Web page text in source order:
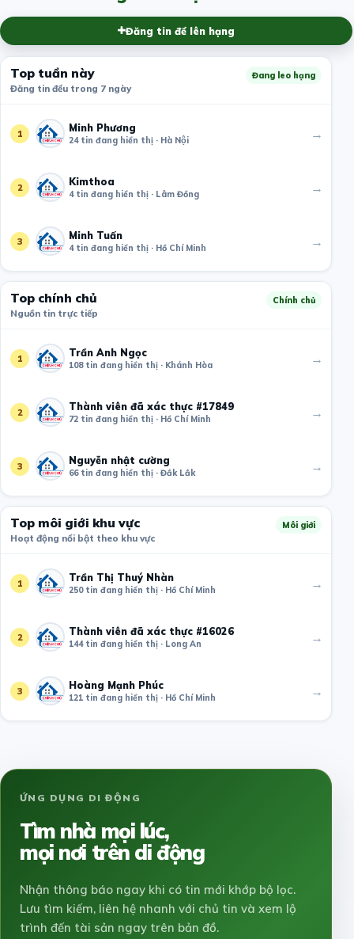
Đăng tin để lên hạng
Top tuần này
Đăng tin đều trong 7 ngày
Đang leo hạng
1 Minh Phương
24 tin đang hiển thị · Hà Nội →
2 Kimthoa
4 tin đang hiển thị · Lâm Đồng →
3 Minh Tuấn
4 tin đang hiển thị · Hồ Chí Minh →
Top chính chủ
Nguồn tin trực tiếp
Chính chủ
1 Trần Anh Ngọc
108 tin đang hiển thị · Khánh Hòa →
2 Thành viên đã xác thực #17849
72 tin đang hiển thị · Hồ Chí Minh →
3 Nguyễn nhật cường
66 tin đang hiển thị · Đắk Lắk →
Top môi giới khu vực
Hoạt động nổi bật theo khu vực
Môi giới
1 Trần Thị Thuý Nhàn
250 tin đang hiển thị · Hồ Chí Minh →
2 Thành viên đã xác thực #16026
144 tin đang hiển thị · Long An →
3 Hoàng Mạnh Phúc
121 tin đang hiển thị · Hồ Chí Minh →
ỨNG DỤNG DI ĐỘNG
Tìm nhà mọi lúc,
mọi nơi trên di động
Nhận thông báo ngay khi có tin mới khớp bộ lọc.
Lưu tìm kiếm, liên hệ nhanh với chủ tin và xem lộ
trình đến tài sản ngay trên bản đồ.